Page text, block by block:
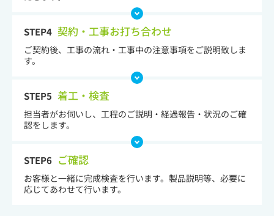
STEP4 契約・工事お打ち合わせ
ご契約後、工事の流れ・工事中の注意事項をご説明致しま
す。
STEP5 着工・検査
担当者がお伺いし、工程のご説明・経過報告・状況のご確
認をします。
STEP6 ご確認
お客様と一緒に完成検査を行います。製品説明等、必要に
応じてあわせて行います。